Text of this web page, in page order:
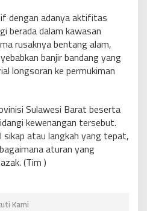
dengan adanya aktifitas
berada dalam kawasan
rusaknya bentang alam,
banjir bandang yang
longsoran ke permukiman
Sulawesi Barat beserta
kewenangan tersebut.
sikap atau langkah yang tepat,
aturan yang
(Tim )
Kami